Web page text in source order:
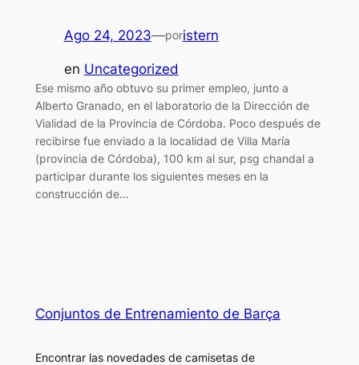
Ago 24, 2023—poristern
en Uncategorized
Ese mismo año obtuvo su primer empleo, junto a
Alberto Granado, en el laboratorio de la Dirección de
Vialidad de la Provincia de Córdoba. Poco después de
recibirse fue enviado a la localidad de Villa María
(provincia de Córdoba), 100 km al sur, psg chandal a
participar durante los siguientes meses en la
construcción de…
Conjuntos de Entrenamiento de Barça
Encontrar las novedades de camisetas de